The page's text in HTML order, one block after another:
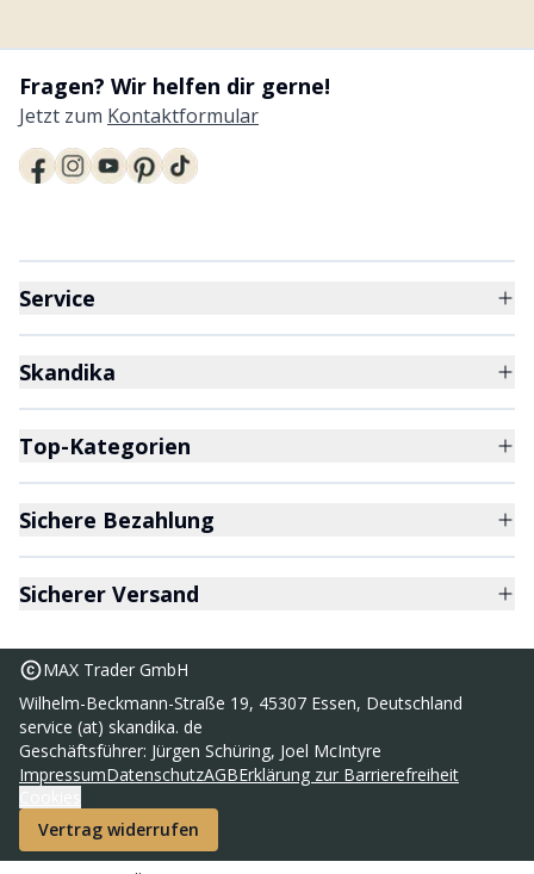
Kuppelzelt Bern 4 299,00 €
Zum Warenkorb hinzufügen
Fragen? Wir helfen dir gerne!
Jetzt zum Kontaktformular
Service
Skandika
Top-Kategorien
Sichere Bezahlung
Sicherer Versand
MAX Trader GmbH
Wilhelm-Beckmann-Straße 19, 45307 Essen, Deutschland
service (at) skandika. de
Geschäftsführer: Jürgen Schüring, Joel McIntyre
ImpressumDatenschutzAGBErklärung zur Barrierefreiheit
Vertrag widerrufen